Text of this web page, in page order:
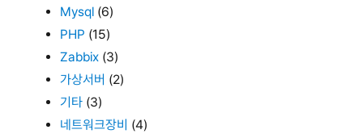
Mysql (6)
PHP (15)
Zabbix (3)
가상서버 (2)
기타 (3)
네트워크장비 (4)